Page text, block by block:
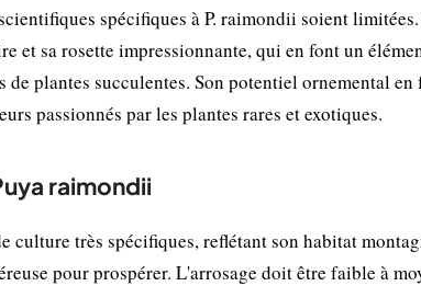
spécifiques à P. raimondii soient limitées.
et sa rosette impressionnante, qui en font un
plantes succulentes. Son potentiel ornemental en
passionnés par les plantes rares et exotiques.
raimondii
culture très spécifiques, reflétant son habitat
pour prospérer. L'arrosage doit être faible à